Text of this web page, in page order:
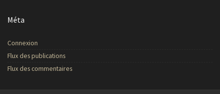
Méta
Connexion
Flux des publications
Flux des commentaires